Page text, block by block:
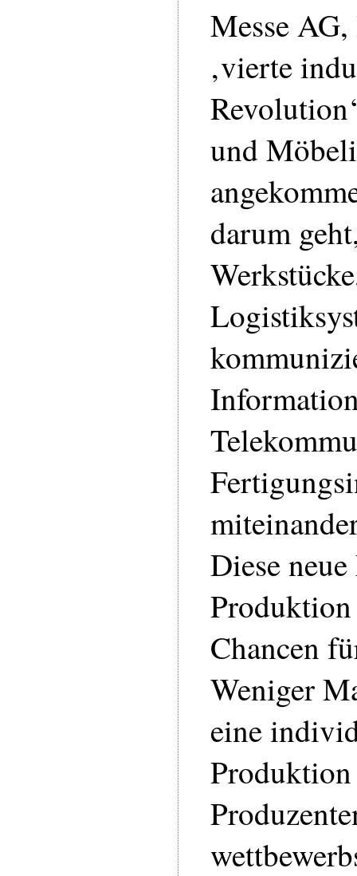
Messe
‚vierte
und
darum
Diese
Chancen
Weniger
eine